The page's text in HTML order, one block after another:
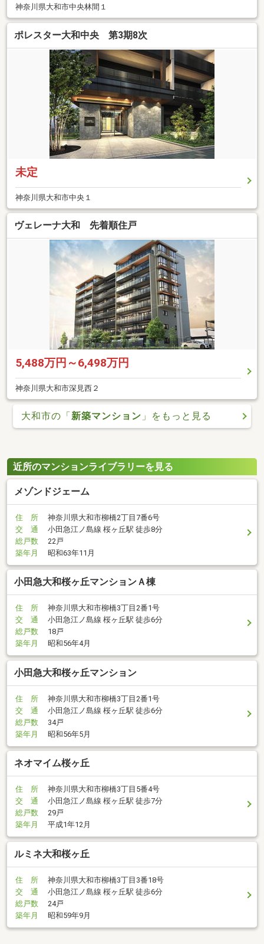
神奈川県大和市中央林間１
ポレスター大和中央 第3期8次
未定
神奈川県大和市中央１
ヴェレーナ大和 先着順住戸
5,488万円～6,498万円
神奈川県大和市深見西２
大和市の「新築マンション 」をもっと見る
近所のマンションライブラリーを見る
メゾンドジェーム
住 所
神奈川県大和市柳橋2丁目7番6号
交 通
小田急江ノ島線 桜ヶ丘駅 徒歩8分
総戸数
22戸
築年月
昭和63年11月
小田急大和桜ヶ丘マンションＡ棟
住 所
神奈川県大和市柳橋3丁目2番1号
交 通
小田急江ノ島線 桜ヶ丘駅 徒歩6分
総戸数
18戸
築年月
昭和56年4月
小田急大和桜ヶ丘マンション
住 所
神奈川県大和市柳橋3丁目2番1号
交 通
小田急江ノ島線 桜ヶ丘駅 徒歩6分
総戸数
34戸
築年月
昭和56年5月
ネオマイム桜ヶ丘
住 所
神奈川県大和市柳橋3丁目5番4号
交 通
小田急江ノ島線 桜ヶ丘駅 徒歩7分
総戸数
29戸
築年月
平成1年12月
ルミネ大和桜ヶ丘
住 所
神奈川県大和市柳橋3丁目3番18号
交 通
小田急江ノ島線 桜ヶ丘駅 徒歩6分
総戸数
24戸
築年月
昭和59年9月